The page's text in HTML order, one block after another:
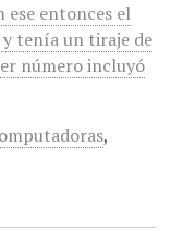
ese entonces el
tenía un tiraje de
número incluyó
,